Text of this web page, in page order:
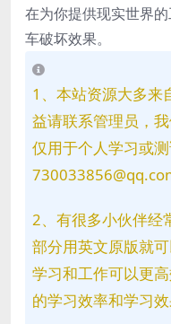
在为你提供现实世界
车破坏效果。
1、本站资源大多来
益请联系管理员，
仅用于个人学习或
2、有很多小伙伴经
部分用英文原版就
学习和工作可以更
的学习效率和学习效